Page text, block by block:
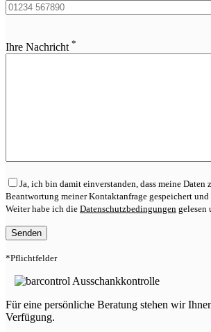
lasse
dieses
Ihre Nachricht *
Ja, ich bin damit einverstanden, dass meine Daten
Beantwortung meiner Kontaktanfrage gespeichert
Weiter habe ich die Datenschutzbedingungen gelesen
*Pflichtfelder
Für eine persönliche Beratung stehen wir
Verfügung.